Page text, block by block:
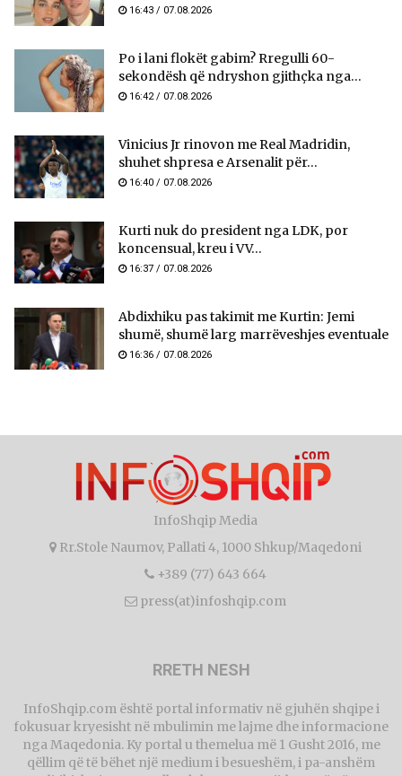
16:43 / 07.08.2026
Po i lani flokët gabim? Rregulli 60-
sekondësh që ndryshon gjithçka nga...
16:42 / 07.08.2026
Vinicius Jr rinovon me Real Madridin,
shuhet shpresa e Arsenalit për...
16:40 / 07.08.2026
Kurti nuk do president nga LDK, por
koncensual, kreu i VV...
16:37 / 07.08.2026
Abdixhiku pas takimit me Kurtin: Jemi
shumë, shumë larg marrëveshjes eventuale
16:36 / 07.08.2026
InfoShqip Media
Rr.Stole Naumov, Pallati 4, 1000 Shkup/Maqedoni
+389 (77) 643 664
press(at)infoshqip.com
RRETH NESH
InfoShqip.com është portal informativ në gjuhën shqipe i
fokusuar kryesisht në mbulimin me lajme dhe informacione
nga Maqedonia. Ky portal u themelua më 1 Gusht 2016, me
qëllim që të bëhet një medium i besueshëm, i pa-anshëm